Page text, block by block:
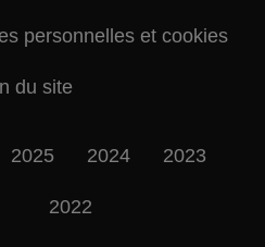
personnelles et cookies
du site
2025 2024 2023
2022